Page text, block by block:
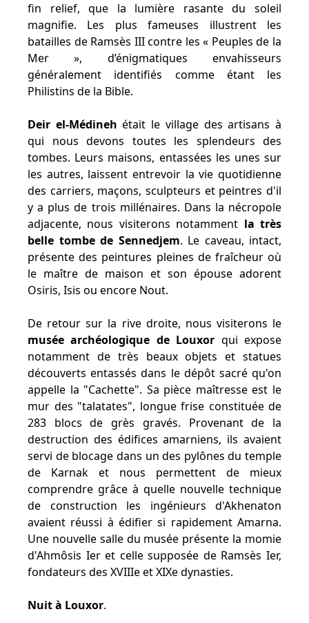
fin relief, que la lumière rasante du soleil
magnifie. Les plus fameuses illustrent les
batailles de Ramsès III contre les « Peuples de la
Mer », d’énigmatiques envahisseurs
généralement identifiés comme étant les
Philistins de la Bible.
Deir el-Médineh était le village des artisans à
qui nous devons toutes les splendeurs des
tombes. Leurs maisons, entassées les unes sur
les autres, laissent entrevoir la vie quotidienne
des carriers, maçons, sculpteurs et peintres d'il
y a plus de trois millénaires. Dans la nécropole
adjacente, nous visiterons notamment la très
belle tombe de Sennedjem. Le caveau, intact,
présente des peintures pleines de fraîcheur où
le maître de maison et son épouse adorent
Osiris, Isis ou encore Nout.
De retour sur la rive droite, nous visiterons le
musée archéologique de Louxor qui expose
notamment de très beaux objets et statues
découverts entassés dans le dépôt sacré qu'on
appelle la "Cachette". Sa pièce maîtresse est le
mur des "talatates", longue frise constituée de
283 blocs de grès gravés. Provenant de la
destruction des édifices amarniens, ils avaient
servi de blocage dans un des pylônes du temple
de Karnak et nous permettent de mieux
comprendre grâce à quelle nouvelle technique
de construction les ingénieurs d'Akhenaton
avaient réussi à édifier si rapidement Amarna.
Une nouvelle salle du musée présente la momie
d'Ahmôsis Ier et celle supposée de Ramsès Ier,
fondateurs des XVIIIe et XIXe dynasties.
Nuit à Louxor.